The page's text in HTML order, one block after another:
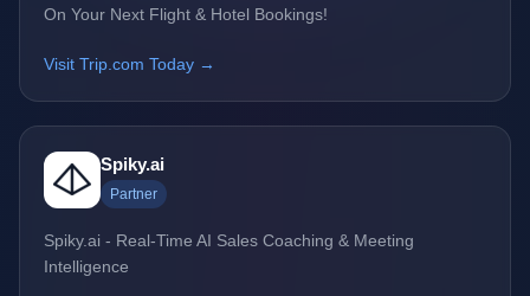
On Your Next Flight & Hotel Bookings!
Visit Trip.com Today →
Spiky.ai
Partner
Spiky.ai - Real-Time AI Sales Coaching & Meeting
Intelligence